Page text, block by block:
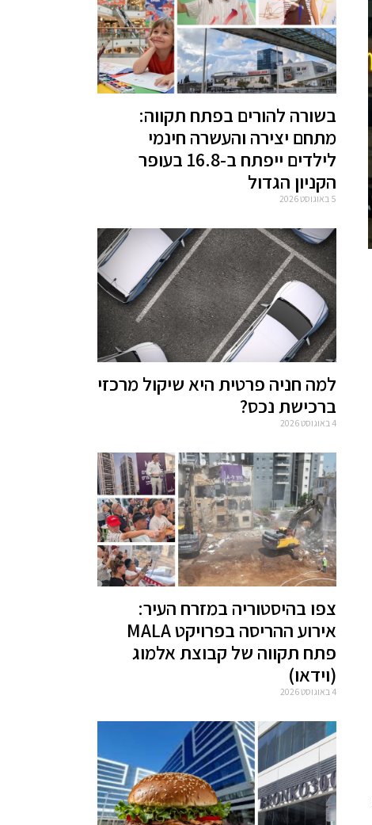
בשורה להורים בפתח תקווה:
מתחם יצירה והעשרה חינמי
לילדים ייפתח ב-16.8 בעופר
הקניון הגדול
5 באוגוסט 2026
למה חניה פרטית היא שיקול מרכזי
ברכישת נכס?
4 באוגוסט 2026
צפו בהיסטוריה במזרח העיר:
אירוע ההריסה בפרויקט MALA
פתח תקווה של קבוצת אלמוג
(וידאו)
4 באוגוסט 2026